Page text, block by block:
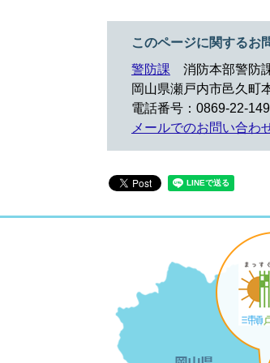
このページに関するお
警防課
消防本部警防
岡山県瀬戸内市邑久町
電話番号：0869-22-
メールでのお問い合わ